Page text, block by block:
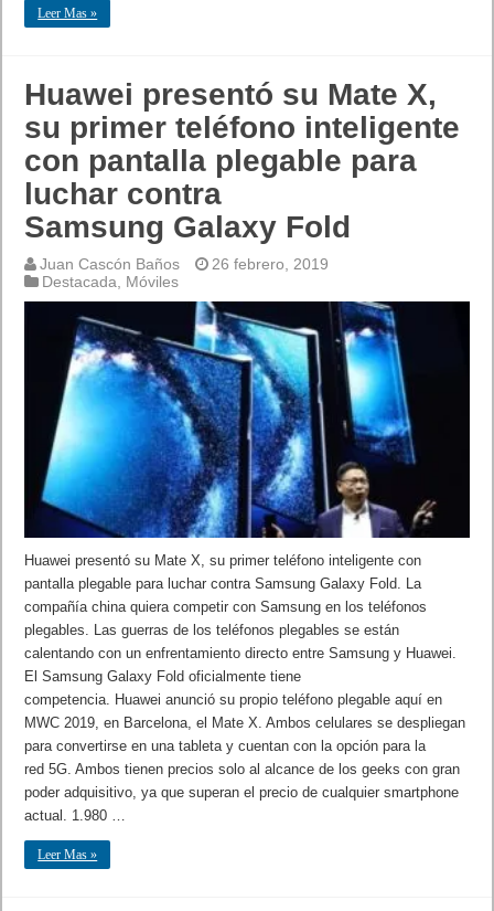
Leer Mas »
Huawei presentó su Mate X,
su primer teléfono inteligente
con pantalla plegable para
luchar contra
Samsung Galaxy Fold
Juan Cascón Baños
26 febrero, 2019
Destacada
Móviles
Huawei presentó su Mate X, su primer teléfono inteligente con
pantalla plegable para luchar contra Samsung Galaxy Fold. La
compañía china quiera competir con Samsung en los teléfonos
plegables. Las guerras de los teléfonos plegables se están
calentando con un enfrentamiento directo entre Samsung y Huawei.
El Samsung Galaxy Fold oficialmente tiene
competencia. Huawei anunció su propio teléfono plegable aquí en
MWC 2019, en Barcelona, el Mate X. Ambos celulares se despliegan
para convertirse en una tableta y cuentan con la opción para la
red 5G. Ambos tienen precios solo al alcance de los geeks con gran
poder adquisitivo, ya que superan el precio de cualquier smartphone
actual. 1.980 …
Leer Mas »